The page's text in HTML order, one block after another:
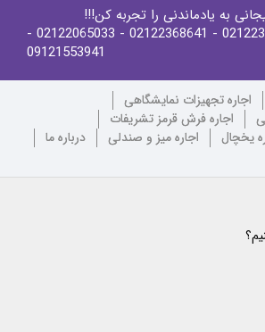
به یادماندنی را تجربه کن!!!
- 02122368641
- 02122065033
-
09121553941
اجاره تجهیزات نمایشگاهی
اجاره فرش قرمز تشریفات
یخچال اجاره میز و صندلی
درباره ما